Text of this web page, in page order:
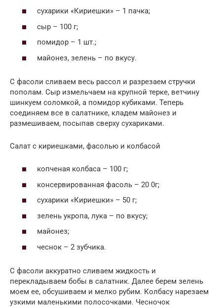
сухарики «Кириешки» – 1 пачка;
сыр – 100 г;
помидор – 1 шт.;
майонез, зелень – по вкусу.
С фасоли сливаем весь рассол и разрезаем стручки
пополам. Сыр измельчаем на крупной терке, ветчину
шинкуем соломкой, а помидор кубиками. Теперь
соединяем все в салатнике, кладем майонез и
размешиваем, посыпав сверху сухариками.
Салат с кириешками, фасолью и колбасой
копченая колбаса – 100 г;
консервированная фасоль – 20 0г;
сухарики «Кириешки» – 50 г;
зелень укропа, лука – по вкусу;
майонез;
чеснок – 2 зубчика.
С фасоли аккуратно сливаем жидкость и
перекладываем бобы в салатник. Далее берем зелень
моем ее, обсушиваем и мелко рубим. Колбасу нарезаем
узкими маленькими полосочками. Чесночок